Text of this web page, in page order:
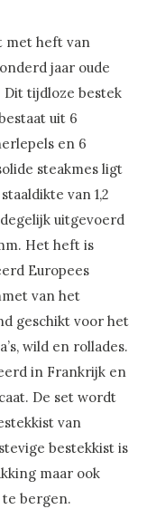
met heft van
jaar oude
Dit tijdloze bestek
uit 6
en 6
steakmes ligt
van 1,2
uitgevoerd
Het heft is
Europees
van het
geschikt voor het
wild en rollades.
in Frankrijk en
De set wordt
van
bestekkist is
maar ook
bergen.